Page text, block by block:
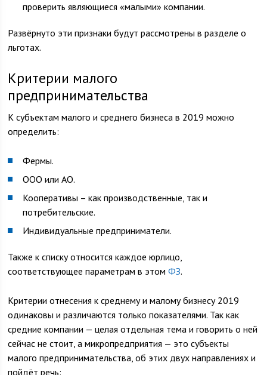
проверить являющиеся «малыми» компании.
Развёрнуто эти признаки будут рассмотрены в разделе о
льготах.
Критерии малого
предпринимательства
К субъектам малого и среднего бизнеса в 2019 можно
определить:
Фермы.
ООО или АО.
Кооперативы – как производственные, так и
потребительские.
Индивидуальные предприниматели.
Также к списку относится каждое юрлицо,
соответствующее параметрам в этомФЗ.
Критерии отнесения к среднему и малому бизнесу 2019
одинаковы и различаются только показателями. Так как
средние компании — целая отдельная тема и говорить о ней
сейчас не стоит, а микропредприятия — это субъекты
малого предпринимательства, об этих двух направлениях и
пойдёт речь: